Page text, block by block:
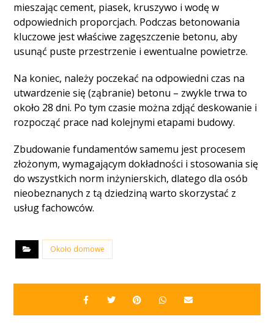
mieszając cement, piasek, kruszywo i wodę w
odpowiednich proporcjach. Podczas betonowania
kluczowe jest właściwe zagęszczenie betonu, aby
usunąć puste przestrzenie i ewentualne powietrze.
Na koniec, należy poczekać na odpowiedni czas na
utwardzenie się (ząbranie) betonu – zwykle trwa to
około 28 dni. Po tym czasie można zdjąć deskowanie i
rozpocząć prace nad kolejnymi etapami budowy.
Zbudowanie fundamentów samemu jest procesem
złożonym, wymagającym dokładności i stosowania się
do wszystkich norm inżynierskich, dlatego dla osób
nieobeznanych z tą dziedziną warto skorzystać z
usług fachowców.
Około domowe